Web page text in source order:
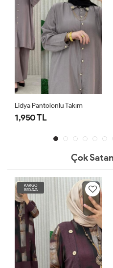
Lidya Pantolonlu Takım
1,950 TL
Çok
KARGO
BEDAVA